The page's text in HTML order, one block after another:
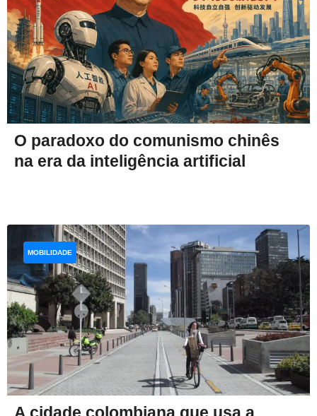
O paradoxo do comunismo chinês
na era da inteligência artificial
A cidade colombiana que usa a
MOBILIDADE